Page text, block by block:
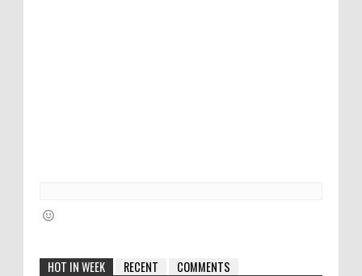
HOT IN WEEK RECENT COMMENTS